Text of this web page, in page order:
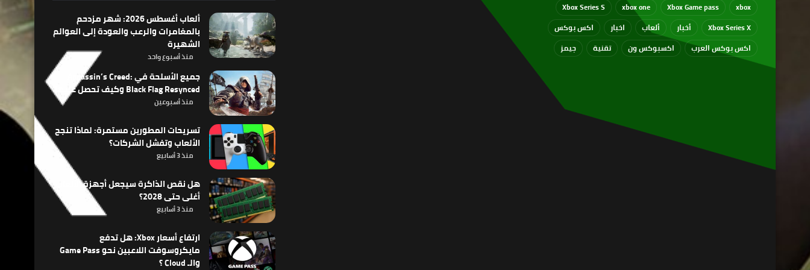
xbox
Xbox Game pass
xbox one
Xbox Series S
Xbox Series X
أخبار ألعاب اخبار
اكس بوكس
اكس بوكس العرب
اكسبوكس ون تقنية جيمز
ألعاب أغسطس 2026: شهر مزدحم
بالمغامرات والرعب والعودة إلى العوالم
الشهيرة
منذ أسبوع واحد
جميع الأسلحة في Assassin’s Creed:
Black Flag Resynced وكيف تحصل عليها
منذ أسبوعين
تسريحات المطورين مستمرة: لماذا تنجح
الألعاب وتفشل الشركات؟
منذ 3 أسابيع
هل نقص الذاكرة سيجعل أجهزة الألعاب
أغلى حتى 2028؟
منذ 3 أسابيع
ارتفاع أسعار Xbox: هل تدفع
مايكروسوفت اللاعبين نحو Game Pass
والـ Cloud ؟